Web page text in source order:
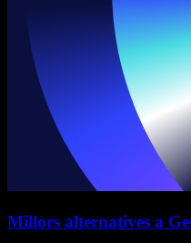
Millors alternatives a